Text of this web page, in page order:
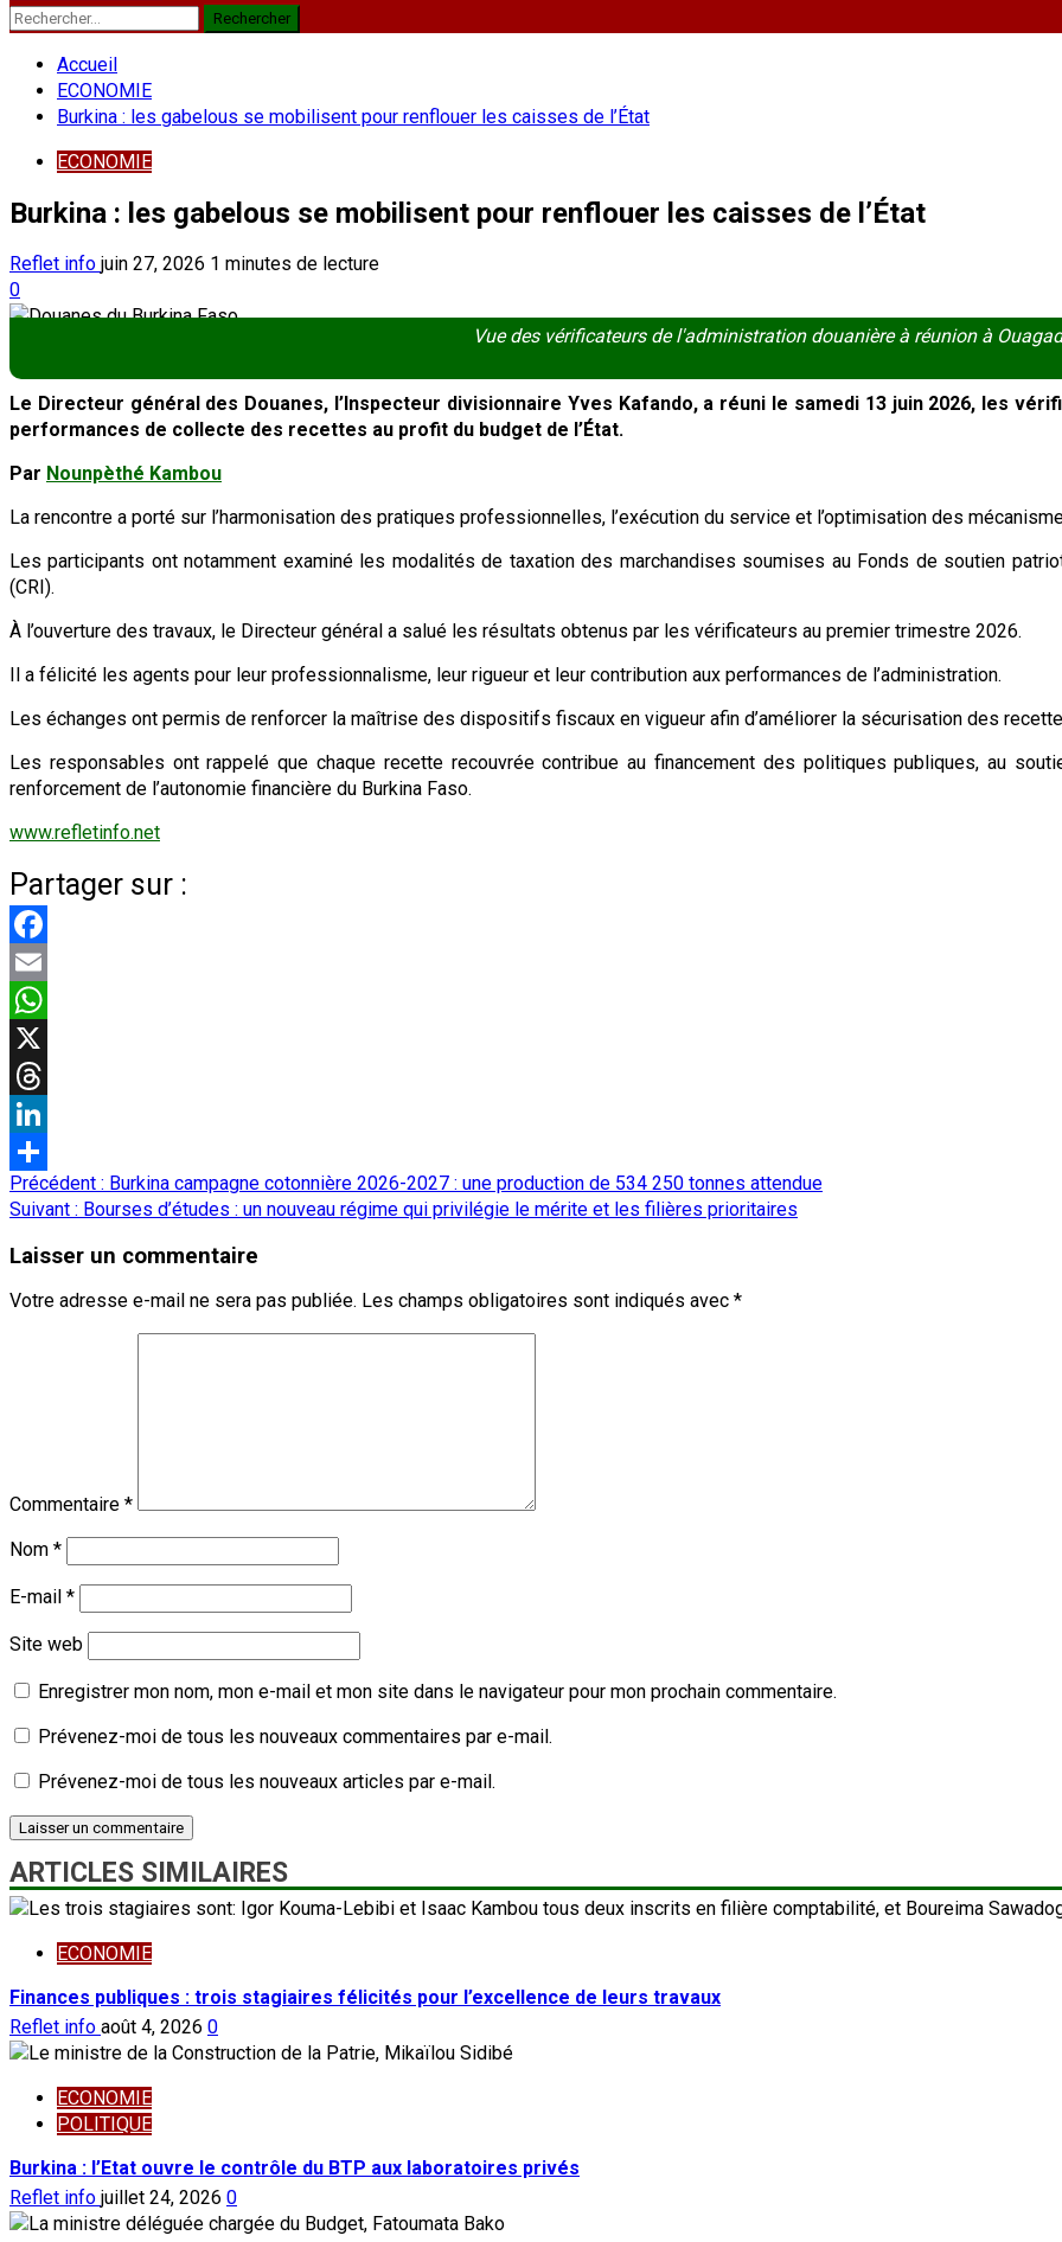
Rechercher :
Accueil
ECONOMIE
Burkina : les gabelous se mobilisent pour renflouer les caisses de l’État
ECONOMIE
Burkina : les gabelous se mobilisent pour renflouer les caisses de l’État
Reflet info juin 27, 2026 1 minutes de lecture
0
Vue des vérificateurs de l'administration douanière à réunion à
Le Directeur général des Douanes, l’Inspecteur divisionnaire Yves Kafando, a réuni le samedi 13 juin 2026, les
performances de collecte des recettes au profit du budget de l’État.
Par Nounpèthé Kambou
La rencontre a porté sur l’harmonisation des pratiques professionnelles, l’exécution du service et l’optimisation des
Les participants ont notamment examiné les modalités de taxation des marchandises soumises au Fonds de soutien
(CRI).
À l’ouverture des travaux, le Directeur général a salué les résultats obtenus par les vérificateurs au premier trimestre 2026.
Il a félicité les agents pour leur professionnalisme, leur rigueur et leur contribution aux performances de l’administration.
Les échanges ont permis de renforcer la maîtrise des dispositifs fiscaux en vigueur afin d’améliorer la sécurisation des
Les responsables ont rappelé que chaque recette recouvrée contribue au financement des politiques publiques, au
renforcement de l’autonomie financière du Burkina Faso.
www.refletinfo.net
Partager sur :
Facebook
Email
WhatsApp
X
Threads
LinkedIn
Partager
Navigation
d’article
Précédent : Burkina campagne cotonnière 2026-2027 : une production de 534 250 tonnes attendue
Suivant : Bourses d’études : un nouveau régime qui privilégie le mérite et les filières prioritaires
Laisser un commentaire
Votre adresse e-mail ne sera pas publiée. Les champs obligatoires sont indiqués avec *
Commentaire *
Nom *
E-mail *
Site web
Enregistrer mon nom, mon e-mail et mon site dans le navigateur pour mon prochain commentaire.
Prévenez-moi de tous les nouveaux commentaires par e-mail.
Prévenez-moi de tous les nouveaux articles par e-mail.
ARTICLES SIMILAIRES
ECONOMIE
Finances publiques : trois stagiaires félicités pour l’excellence de leurs travaux
Reflet info août 4, 2026 0
ECONOMIE
POLITIQUE
Burkina : l’Etat ouvre le contrôle du BTP aux laboratoires privés
Reflet info juillet 24, 2026 0